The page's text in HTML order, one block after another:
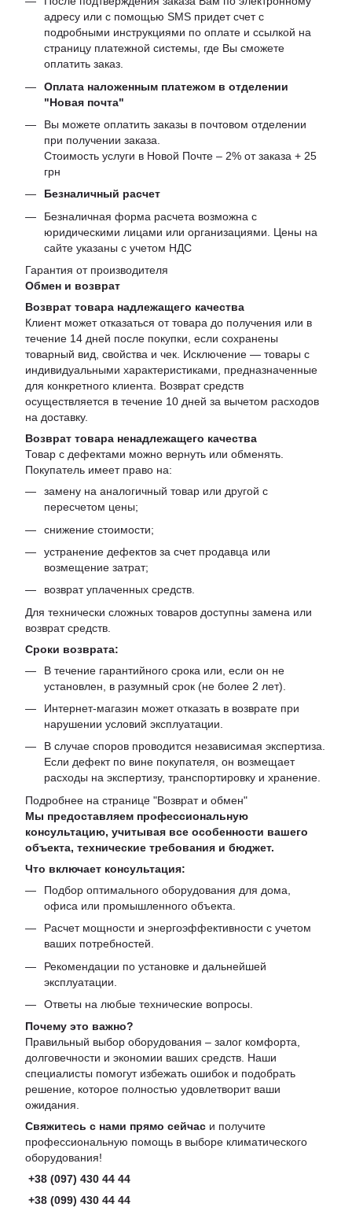
адресу или с помощью SMS придет счет с
подробными инструкциями по оплате и ссылкой на
страницу платежной системы, где Вы сможете
оплатить заказ.
Оплата наложенным платежом в отделении
"Новая почта"
Вы можете оплатить заказы в почтовом отделении
при получении заказа.
Стоимость услуги в Новой Почте – 2% от заказа + 25
грн
Безналичный расчет
Безналичная форма расчета возможна с
юридическими лицами или организациями. Цены на
сайте указаны с учетом НДС
Гарантия от производителя
Обмен и возврат
Возврат товара надлежащего качества
Клиент может отказаться от товара до получения или в
течение 14 дней после покупки, если сохранены
товарный вид, свойства и чек. Исключение — товары с
индивидуальными характеристиками, предназначенные
для конкретного клиента. Возврат средств
осуществляется в течение 10 дней за вычетом расходов
на доставку.
Возврат товара ненадлежащего качества
Товар с дефектами можно вернуть или обменять.
Покупатель имеет право на:
замену на аналогичный товар или другой с
пересчетом цены;
снижение стоимости;
устранение дефектов за счет продавца или
возмещение затрат;
возврат уплаченных средств.
Для технически сложных товаров доступны замена или
возврат средств.
Сроки возврата:
В течение гарантийного срока или, если он не
установлен, в разумный срок (не более 2 лет).
Интернет-магазин может отказать в возврате при
нарушении условий эксплуатации.
В случае споров проводится независимая экспертиза.
Если дефект по вине покупателя, он возмещает
расходы на экспертизу, транспортировку и хранение.
Подробнее на странице "Возврат и обмен"
Мы предоставляем профессиональную
консультацию, учитывая все особенности вашего
объекта, технические требования и бюджет.
Что включает консультация:
Подбор оптимального оборудования для дома,
офиса или промышленного объекта.
Расчет мощности и энергоэффективности с учетом
ваших потребностей.
Рекомендации по установке и дальнейшей
эксплуатации.
Ответы на любые технические вопросы.
Почему это важно?
Правильный выбор оборудования – залог комфорта,
долговечности и экономии ваших средств. Наши
специалисты помогут избежать ошибок и подобрать
решение, которое полностью удовлетворит ваши
ожидания.
Свяжитесь с нами прямо сейчас и получите
профессиональную помощь в выборе климатического
оборудования!
+38 (097) 430 44 44
+38 (099) 430 44 44